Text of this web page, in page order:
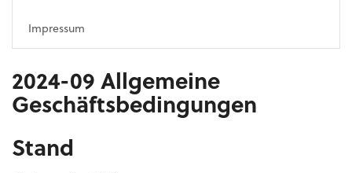
Impressum
2024-09 Allgemeine
Geschäftsbedingungen
Stand